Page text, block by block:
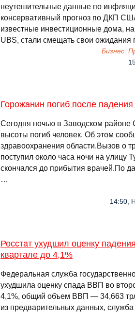
неутешительные данные по
консервативный прогноз по ДКП
известные инвестиционные дома,
UBS, стали смещать свои ожидания
Бизнес,
Горожанин погиб после
Сегодня ночью в Заводском районе
высоты погиб человек. Об этом
здравоохранения области.Вызов о
поступил около часа ночи на улицу
скончался до прибытия врачей.По
…
14:50,
Росстат ухудшил оценку
квартале до 4,1%
Федеральная служба
ухудшила оценку спада ВВП во
4,1%, общий объем ВВП — 34,663
из предварительных данных,